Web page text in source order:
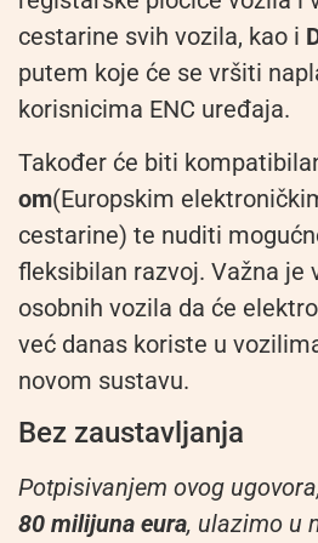
cestarine svih vozila, kao i
putem koje će se vršiti
korisnicima ENC uređaja.
Također će biti
om(Europskim
cestarine) te nuditi
fleksibilan razvoj. Važna je
osobnih vozila da će
već danas koriste u
novom sustavu.
Bez zaustavljanja
Potpisivanjem ovog
80 milijuna eura, ulazimo u